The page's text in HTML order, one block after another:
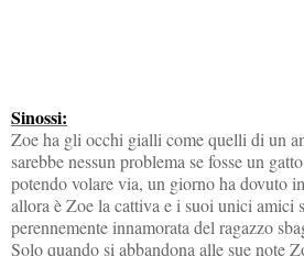
Sinossi:
Zoe ha gli occhi gialli come quelli di un
sarebbe nessun problema se fosse un
potendo volare via, un giorno ha dovuto
allora è Zoe la cattiva e i suoi unici amici
perennemente innamorata del ragazzo
Solo quando si abbandona alle sue note